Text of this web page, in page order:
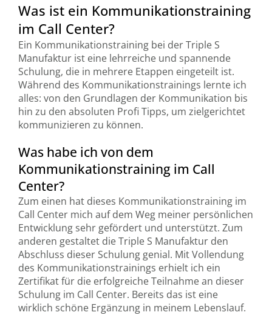
Was ist ein Kommunikationstraining
im Call Center?
Ein Kommunikationstraining bei der Triple S
Manufaktur ist eine lehrreiche und spannende
Schulung, die in mehrere Etappen eingeteilt ist.
Während des Kommunikationstrainings lernte ich
alles: von den Grundlagen der Kommunikation bis
hin zu den absoluten Profi Tipps, um zielgerichtet
kommunizieren zu können.
Was habe ich von dem
Kommunikationstraining im Call
Center?
Zum einen hat dieses Kommunikationstraining im
Call Center mich auf dem Weg meiner persönlichen
Entwicklung sehr gefördert und unterstützt. Zum
anderen gestaltet die Triple S Manufaktur den
Abschluss dieser Schulung genial. Mit Vollendung
des Kommunikationstrainings erhielt ich ein
Zertifikat für die erfolgreiche Teilnahme an dieser
Schulung im Call Center. Bereits das ist eine
wirklich schöne Ergänzung in meinem Lebenslauf.